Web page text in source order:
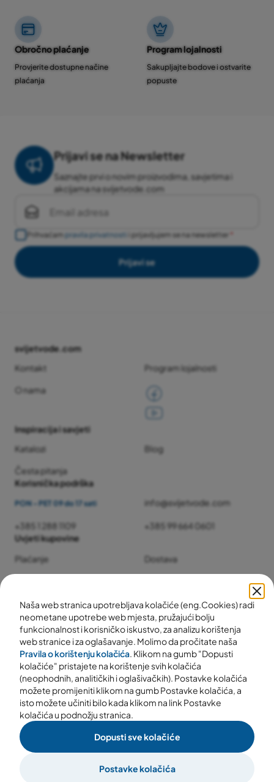
Naša web stranica upotrebljava kolačiće (eng.Cookies) radi
neometane upotrebe web mjesta, pružajući bolju
funkcionalnost i korisničko iskustvo, za analizu korištenja
web stranice i za oglašavanje. Molimo da pročitate naša
Pravila o korištenju kolačića. Klikom na gumb "Dopusti
kolačiće" pristajete na korištenje svih kolačića
(neophodnih, analitičkih i oglašivačkih). Postavke kolačića
možete promijeniti klikom na gumb Postavke kolačića, a
isto možete učiniti bilo kada klikom na link Postavke
kolačića u podnožju stranica.
Dopusti sve kolačiće
Postavke kolačića
Obročno plaćanje
Provjerite dostupne načine
plaćanja
Program lojalnosti
Sakupljajte bodove i ostvarite
popuste
Prijavi se na Newsletter
Saznajte prvi o novim proizvodima, savjetima i
akcijama na svijetvode.com
Prihvaćam pravila privatnosti i prijavljujem se na newsletter
Prijavi se
svijetvode.com
Kontakt
Program lojalnosti
O nama
Inspiracija i savjeti
Katalozi
Blog
Česta pitanja
Korisnička podrška
PON - PET 09 do 17 sati info@svijetvode.com
+385 1 288 1109
+385 99 664 0601
Uvjeti kupovine
Plaćanje
Dostava
© 2025 svijetvode.com
Uvjeti poslovanja